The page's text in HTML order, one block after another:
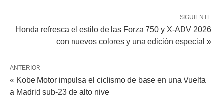
SIGUIENTE
Honda refresca el estilo de las Forza 750 y X-ADV 2026
con nuevos colores y una edición especial »
ANTERIOR
« Kobe Motor impulsa el ciclismo de base en una Vuelta
a Madrid sub-23 de alto nivel